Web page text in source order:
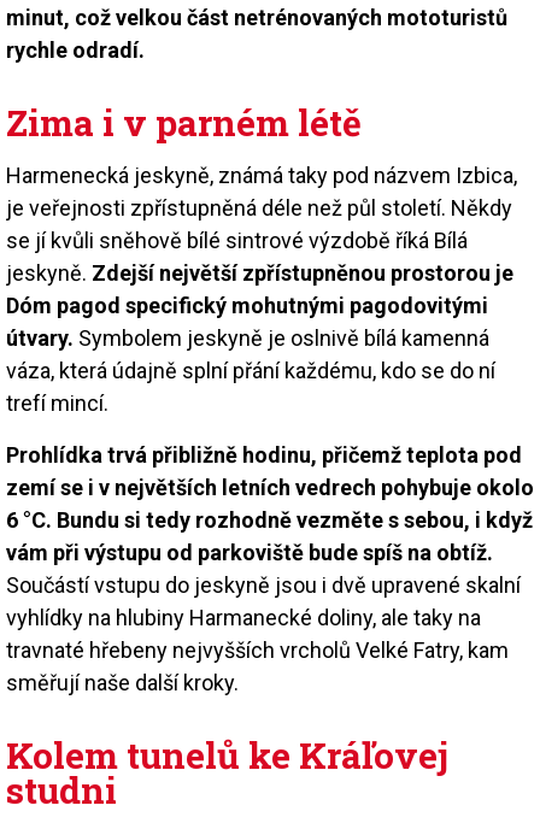
minut, což velkou část netrénovaných mototuristů
rychle odradí.
Zima i v parném létě
Harmenecká jeskyně, známá taky pod názvem Izbica,
je veřejnosti zpřístupněná déle než půl století. Někdy
se jí kvůli sněhově bílé sintrové výzdobě říká Bílá
jeskyně. Zdejší největší zpřístupněnou prostorou je
Dóm pagod specifický mohutnými pagodovitými
útvary. Symbolem jeskyně je oslnivě bílá kamenná
váza, která údajně splní přání každému, kdo se do ní
trefí mincí.
Prohlídka trvá přibližně hodinu, přičemž teplota pod
zemí se i v největších letních vedrech pohybuje okolo
6 °C. Bundu si tedy rozhodně vezměte s sebou, i když
vám při výstupu od parkoviště bude spíš na obtíž.
Součástí vstupu do jeskyně jsou i dvě upravené skalní
vyhlídky na hlubiny Harmanecké doliny, ale taky na
travnaté hřebeny nejvyšších vrcholů Velké Fatry, kam
směřují naše další kroky.
Kolem tunelů ke Kráľovej
studni